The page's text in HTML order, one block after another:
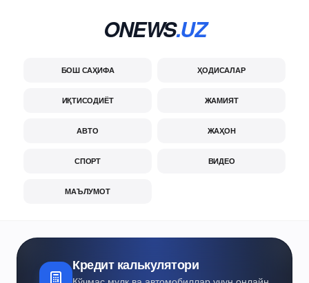
ONEWS.UZ
БОШ САҲИФА ҲОДИСАЛАР
ИҚТИСОДИЁТ ЖАМИЯТ
АВТО ЖАҲОН
СПОРТ ВИДЕО
МАЪЛУМОТ
Кредит калькулятори